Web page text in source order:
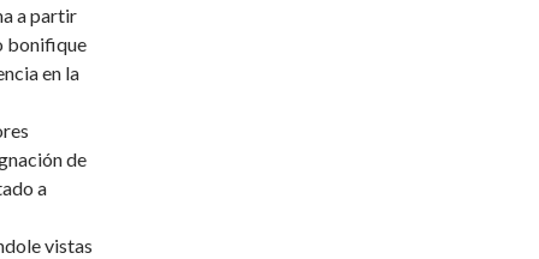
a partir
bonifique
en la
de
a
vistas